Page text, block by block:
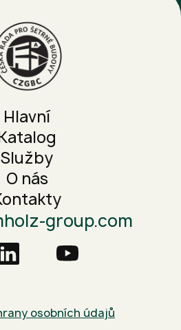
Hlavní
Služby
O nás
group.com
osobních údajů